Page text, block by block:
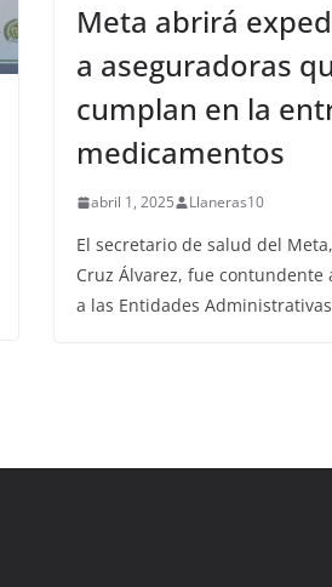
Meta abrirá
a aseguradoras
cumplan en la
medicamentos
abril 1, 2025 Llaneras10
El secretario de salud del
Cruz Álvarez, fue contundente
a las Entidades